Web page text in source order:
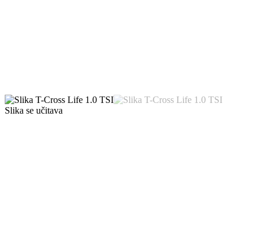
Slika se učitava